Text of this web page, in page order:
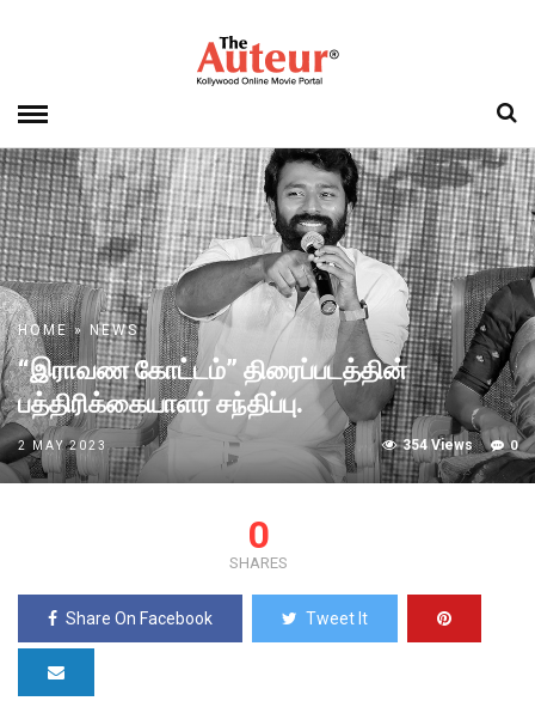
HOME» NEWS
“இராவண கோட்டம்” திரைப்படத்தின்
பத்திரிக்கையாளர் சந்திப்பு.
2 MAY 2023 0
354 Views
0
SHARES
Share On Facebook Tweet It